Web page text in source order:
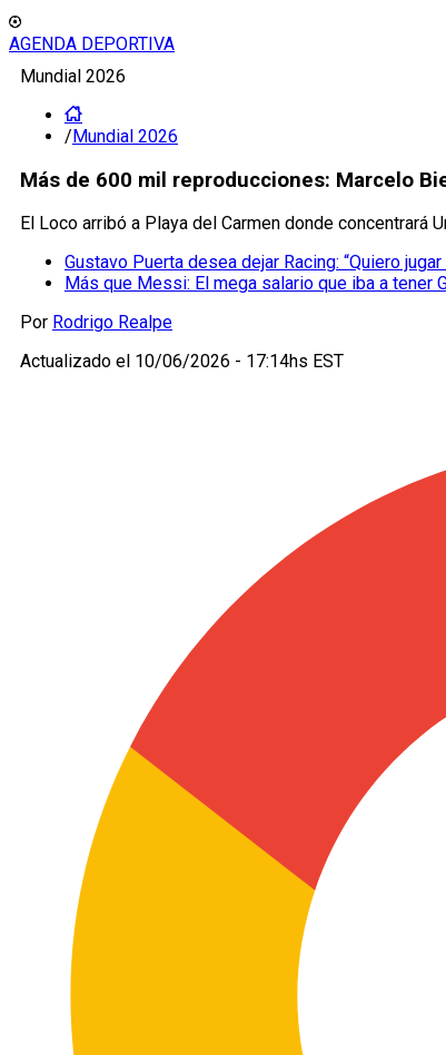
AGENDA DEPORTIVA
Mundial 2026
/Mundial 2026
Más de 600 mil reproducciones: Marcelo
El Loco arribó a Playa del Carmen donde
Gustavo Puerta desea dejar Racing: “Quiero
Más que Messi: El mega salario que iba a tener
Por Rodrigo Realpe
Actualizado el 10/06/2026 - 17:14hs EST